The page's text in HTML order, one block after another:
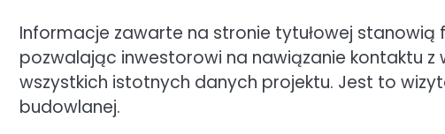
Informacje zawarte na stronie tytułowej stanowią
pozwalając inwestorowi na nawiązanie kontaktu z
wszystkich istotnych danych projektu. Jest to
budowlanej.